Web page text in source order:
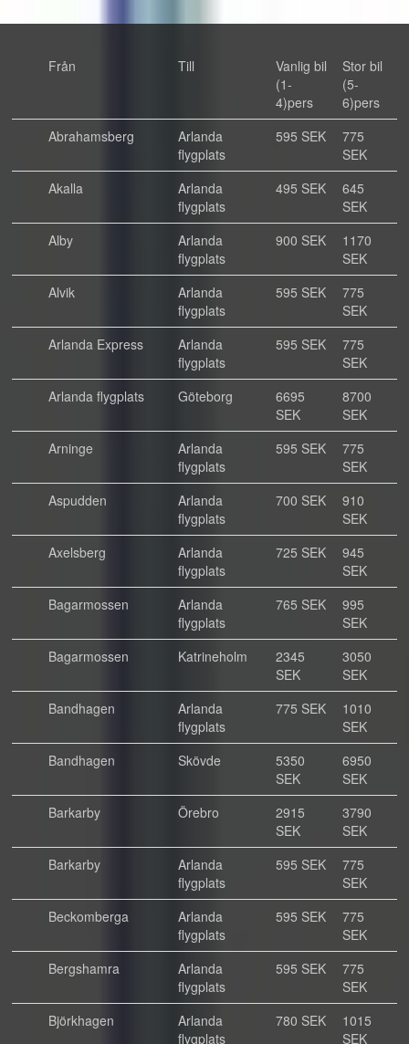
Från Till
Vanlig bil
(1-
4)pers
Stor bil
(5-
6)pers
Abrahamsberg
Arlanda
flygplats
595 SEK
775
SEK
Akalla
Arlanda
flygplats
495 SEK
645
SEK
Alby
Arlanda
flygplats
900 SEK
1170
SEK
Alvik
Arlanda
flygplats
595 SEK
775
SEK
Arlanda Express
Arlanda
flygplats
595 SEK
775
SEK
Arlanda flygplats
Göteborg
6695
SEK
8700
SEK
Arninge
Arlanda
flygplats
595 SEK
775
SEK
Aspudden
Arlanda
flygplats
700 SEK
910
SEK
Axelsberg
Arlanda
flygplats
725 SEK
945
SEK
Bagarmossen
Arlanda
flygplats
765 SEK
995
SEK
Bagarmossen
Katrineholm
2345
SEK
3050
SEK
Bandhagen
Arlanda
flygplats
775 SEK
1010
SEK
Bandhagen
Skövde
5350
SEK
6950
SEK
Barkarby
Örebro
2915
SEK
3790
SEK
Barkarby
Arlanda
flygplats
595 SEK
775
SEK
Beckomberga
Arlanda
flygplats
595 SEK
775
SEK
Bergshamra
Arlanda
flygplats
595 SEK
775
SEK
Björkhagen
Arlanda
flygplats
780 SEK
1015
SEK